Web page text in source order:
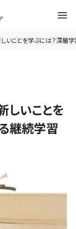
いことを学ぶには？深層
しいことを
継続学習